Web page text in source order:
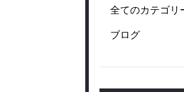
全てのカテゴリ
ブログ